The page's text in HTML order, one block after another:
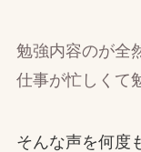
勉強内容のが全
仕事が忙しくて
そんな声を何度